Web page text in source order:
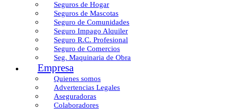
Seguros de Hogar
Seguros de Mascotas
Seguro de Comunidades
Seguro Impago Alquiler
Seguro R.C. Profesional
Seguro de Comercios
Seg. Maquinaria de Obra
Empresa
Quienes somos
Advertencias Legales
Aseguradoras
Colaboradores